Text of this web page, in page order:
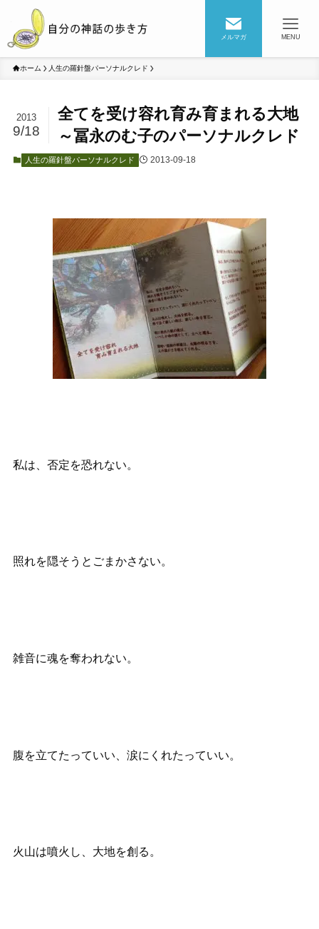
メルマガ MENU
ホーム 人生の羅針盤パーソナルクレド
全てを受け容れ育み育まれる大地
～冨永のむ子のパーソナルクレド
2013
9/18
人生の羅針盤パーソナルクレド 2013-09-18
私は、否定を恐れない。
照れを隠そうとごまかさない。
雑音に魂を奪われない。
腹を立てたっていい、涙にくれたっていい。
火山は噴火し、大地を創る。